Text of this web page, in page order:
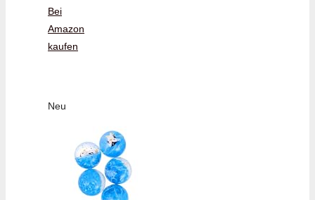
Bei
Amazon
kaufen
Neu